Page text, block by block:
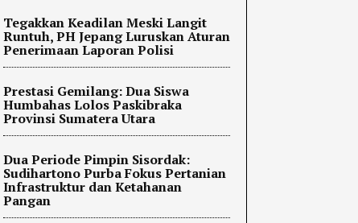
Tegakkan Keadilan Meski Langit
Runtuh, PH Jepang Luruskan Aturan
Penerimaan Laporan Polisi
Prestasi Gemilang: Dua Siswa
Humbahas Lolos Paskibraka
Provinsi Sumatera Utara
Dua Periode Pimpin Sisordak:
Sudihartono Purba Fokus Pertanian
Infrastruktur dan Ketahanan
Pangan